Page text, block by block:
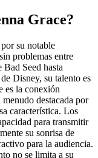
Grace?
su notable
problemas entre
Seed hasta
Disney, su talento es
es la conexión
destacada por
característica. Los
para transmitir
su sonrisa de
para la audiencia.
no se limita a su